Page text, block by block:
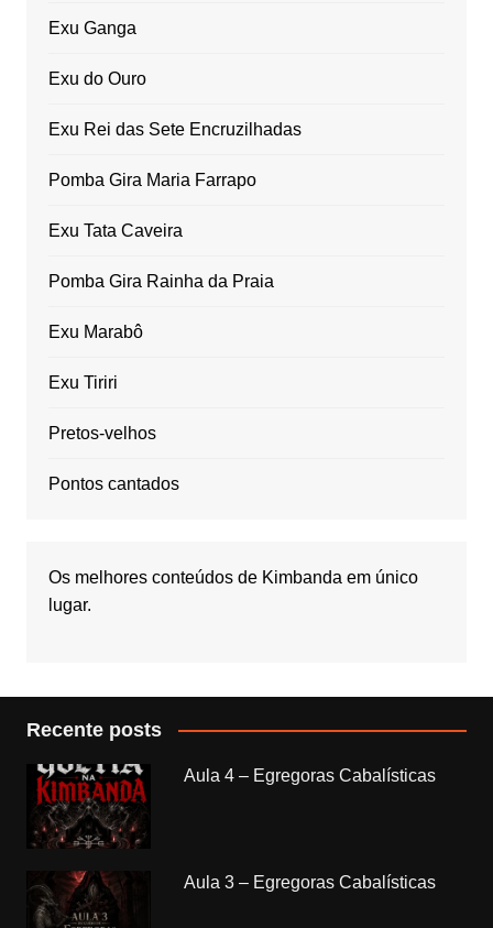
Exu Ganga
Exu do Ouro
Exu Rei das Sete Encruzilhadas
Pomba Gira Maria Farrapo
Exu Tata Caveira
Pomba Gira Rainha da Praia
Exu Marabô
Exu Tiriri
Pretos-velhos
Pontos cantados
Os melhores conteúdos de Kimbanda em único
lugar.
Recente posts
Aula 4 – Egregoras Cabalísticas
Aula 3 – Egregoras Cabalísticas